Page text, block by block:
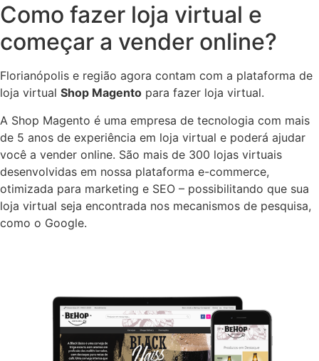
Como fazer loja virtual e
começar a vender online?
Florianópolis e região agora contam com a plataforma de
loja virtual Shop Magento para fazer loja virtual.
A Shop Magento é uma empresa de tecnologia com mais
de 5 anos de experiência em loja virtual e poderá ajudar
você a vender online. São mais de 300 lojas virtuais
desenvolvidas em nossa plataforma e-commerce,
otimizada para marketing e SEO – possibilitando que sua
loja virtual seja encontrada nos mecanismos de pesquisa,
como o Google.